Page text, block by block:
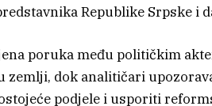
Republike Srpske i
poruka među političkim
zemlji, dok analitičari
podjele i usporiti